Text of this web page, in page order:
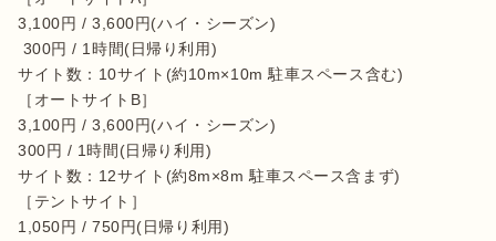
3,100円 / 3,600円(ハイ・シーズン)
サイト数：10サイト(約10m×10m 駐車スペース含む)
［オートサイトB］
3,100円 / 3,600円(ハイ・シーズン)
300円 / 1時間(日帰り利用)
サイト数：12サイト(約8m×8m 駐車スペース含まず)
［テントサイト］
1,050円 / 750円(日帰り利用)